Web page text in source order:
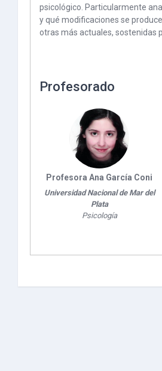
psicológico. Particularmente
y qué modificaciones se
otras más actuales, sostenidas
Profesorado
Profesora Ana García Coni
Universidad Nacional de Mar del
Plata
Psicología